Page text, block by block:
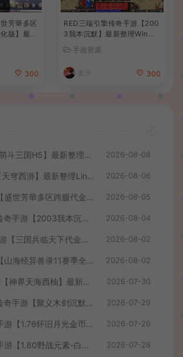
芳華多区
版】最新
+Linux
权后台
300
RED三端引擎传奇手游【200
3我本沉默】最新整理Win系
服务端+安卓苹果PC三端+详
细搭建教程
手游资源
波少 300
三网H5游戏【萌斗三国H5】最新整理WIN系服务端+GM后台+详细搭建教程 2026-08-08
MT3换皮MH【天穹西游】最新整理Linux手工服务端+安卓苹果双端+GM后台+详细搭建教程+全套源码+视频教程 2026-08-06
宫斗养成手游【盛世芳華多区跨服代金券本地优化版】最新整理单机一键即玩端+Linux手工服务端+CDK授权后台+安卓+详细搭建教程 2026-08-05
RED三端引擎传奇手游【2003我本沉默】最新整理Win系服务端+安卓苹果PC三端+详细搭建教程 2026-08-04
三网H5策略手游【三国兵临天下代金券内购七合修复版】最新整理单机一键即玩镜像端+Linux手工服务端+管理后台+GM授权后台+简易安卓客户端+详细搭建教程+视频教程 2026-08-02
卡牌回合手游【山海经异兽录11赛季全人物代金券内购版】最新整理WIN系服务端+授权GM后台+管理后台+热更修改工具+安卓+详细搭建教程 2026-08-02
GGE2互通西游【神界天海西柚】最新整理Win系服务端+安卓苹果PC三端+内置GM工具+全套源码+详细搭建教程+视频教程 2026-07-30
RED三端引擎传奇手游【聚义木剑沉默高仿嘟嘟沉默】最新整理Win系服务端+安卓苹果PC三端+详细搭建教程 2026-07-29
战神引擎传奇手游【1.76怀旧月光金币版】最新整理Win系复古服务端+安卓苹果双端+GM授权物品后台+详细搭建教程 2026-07-29
战神引擎传奇手游【1.80野战元素-白猪7.2免授权】最新整理Win系特色服务端+安卓+GM授权物品后台+详细搭建教程 2026-07-28